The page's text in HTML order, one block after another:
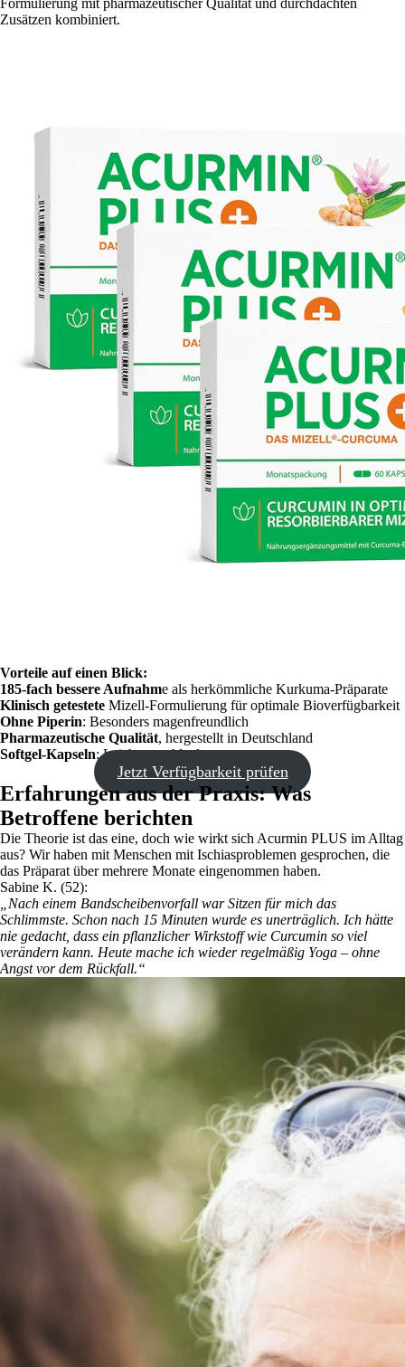
Formulierung mit pharmazeutischer Qualität und durchdachten
Zusätzen kombiniert.
Vorteile auf einen Blick:
185-fach bessere Aufnahme als herkömmliche Kurkuma-Präparate
Klinisch getestete Mizell-Formulierung für optimale Bioverfügbarkeit
Ohne Piperin: Besonders magenfreundlich
Pharmazeutische Qualität, hergestellt in Deutschland
Softgel-Kapseln: Leicht zu schlucken
Jetzt Verfügbarkeit prüfen
Erfahrungen aus der Praxis: Was
Betroffene berichten
Die Theorie ist das eine, doch wie wirkt sich Acurmin PLUS im Alltag
aus? Wir haben mit Menschen mit Ischiasproblemen gesprochen, die
das Präparat über mehrere Monate eingenommen haben.
Sabine K. (52):
„Nach einem Bandscheibenvorfall war Sitzen für mich das
Schlimmste. Schon nach 15 Minuten wurde es unerträglich. Ich hätte
nie gedacht, dass ein pflanzlicher Wirkstoff wie Curcumin so viel
verändern kann. Heute mache ich wieder regelmäßig Yoga – ohne
Angst vor dem Rückfall.“